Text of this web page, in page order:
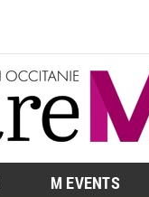
M EVENTS